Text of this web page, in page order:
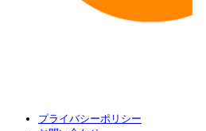
プライバシーポリシー